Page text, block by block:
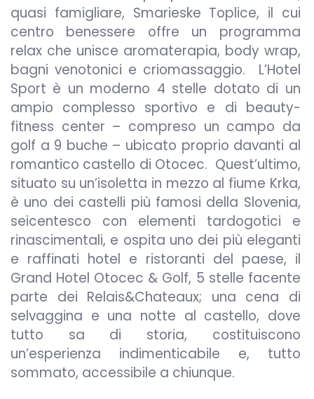
quasi famigliare, Smarieske Toplice, il cui
centro benessere offre un programma
relax che unisce aromaterapia, body wrap,
bagni venotonici e criomassaggio. L’Hotel
Sport è un moderno 4 stelle dotato di un
ampio complesso sportivo e di beauty-
fitness center – compreso un campo da
golf a 9 buche – ubicato proprio davanti al
romantico castello di Otocec. Quest’ultimo,
situato su un’isoletta in mezzo al fiume Krka,
è uno dei castelli più famosi della Slovenia,
seicentesco con elementi tardogotici e
rinascimentali, e ospita uno dei più eleganti
e raffinati hotel e ristoranti del paese, il
Grand Hotel Otocec & Golf, 5 stelle facente
parte dei Relais&Chateaux; una cena di
selvaggina e una notte al castello, dove
tutto sa di storia, costituiscono
un’esperienza indimenticabile e, tutto
sommato, accessibile a chiunque.